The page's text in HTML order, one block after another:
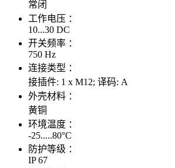
常闭
工作电压 ：
10...30 DC
开关频率 ：
750 Hz
连接类型 ：
接插件: 1 x M12; 译码: A
外壳材料 ：
黄铜
环境温度 ：
-25.....80°C
防护等级 ：
IP 67